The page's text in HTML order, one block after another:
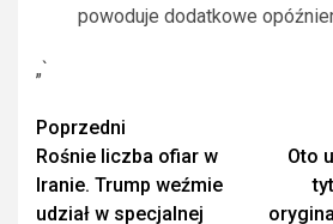
powoduje dodatkowe
„`
Zobacz
wpisy
Poprzedni
Rośnie liczba ofiar w
Iranie. Trump weźmie
udział w specjalnej
Oto